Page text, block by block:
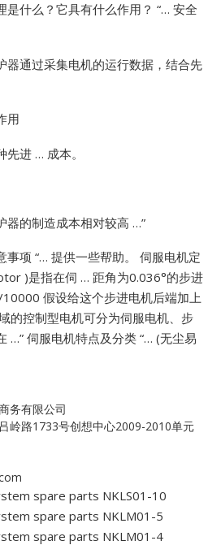
是什么？它具有什么作用？ “… 安全
器通过采集电机的运行数据，结合先
用
进 … 成本。
器的制造成本相对较高 …”
事项 “… 提供一些帮助。 伺服电机定
)是指在伺 … 距角为0.036°的步进
假设给这个步进电机后端加上
的控制型电机可分为伺服电机、步
…” 伺服电机特点及分类 “… (无尘易
务有限公司
岭路1733号创想中心2009-2010单元
spare parts NKLS01-10
spare parts NKLM01-5
spare parts NKLM01-4